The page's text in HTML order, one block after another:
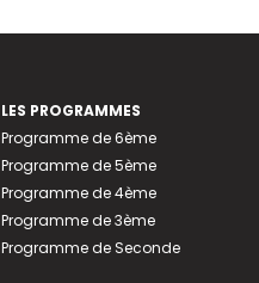
LES PROGRAMMES
Programme de 6ème
Programme de 5ème
Programme de 4ème
Programme de 3ème
Programme de Seconde